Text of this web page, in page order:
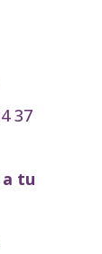
37
a tu